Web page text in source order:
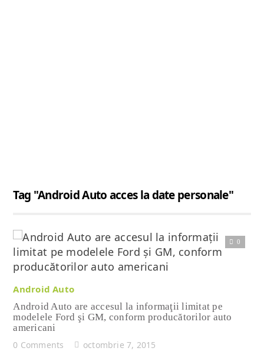
Tag "Android Auto acces la date personale"
0
Citește articolul complet
Android Auto
Android Auto are accesul la informaţii limitat pe
modelele Ford şi GM, conform producătorilor auto
americani
0 Comments
octombrie 7, 2015